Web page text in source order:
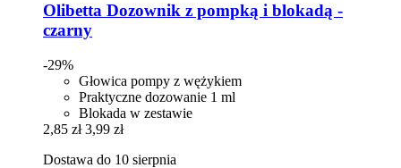
Olibetta Dozownik z pompką i blokadą -​
czarny
-29%
Głowica pompy z wężykiem
Praktyczne dozowanie 1 ml
Blokada w zestawie
2,85 zł 3,99 zł
Dostawa do 10 sierpnia